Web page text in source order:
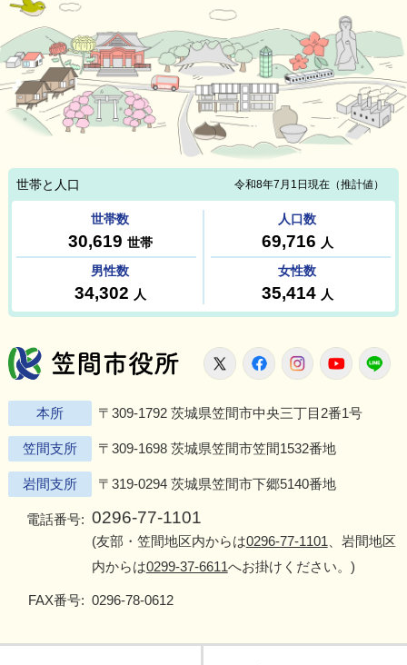
笠間市役所
X FacebookInstagram
本所 〒309-1792 茨城県笠間市中央三丁目2番1号
笠間支所 〒309-1698 茨城県笠間市笠間1532番地
岩間支所 〒319-0294 茨城県笠間市下郷5140番地
電話番号: 0296-77-1101
(友部・笠間地区内からは0296-77-1101 、岩間地区
内からは0299-37-6611へお掛けください。)
FAX番号: 0296-78-0612